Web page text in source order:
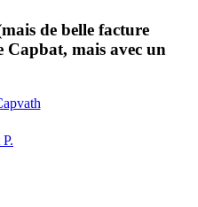
de belle facture
Capbat, mais avec un